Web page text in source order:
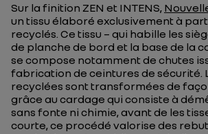
Sur la finition ZEN et INTENS,
un tissu élaboré exclusivement à
recyclés. Ce tissu – qui habille les
de planche de bord et la base de la
se compose notamment de chutes
fabrication de ceintures de sécurité.
recyclées sont transformées de
grâce au cardage qui consiste à
sans fonte ni chimie, avant de les
courte, ce procédé valorise des